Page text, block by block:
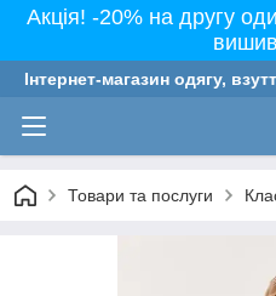
Акція! -20% на другу
Інтернет-магазин одягу,
Товари та послуги